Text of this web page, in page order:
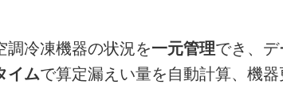
冷凍機器の状況を一元管理でき、デ
イムで算定漏えい量を自動計算、機